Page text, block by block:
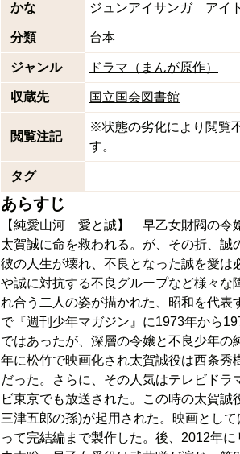
かな ジュンアイサンガ アイ
分類 台本
ジャンル ドラマ（まんが原作）
収蔵先 国立国会図書館
閲覧注記
※状態の劣化により閲覧
す。
タグ
あらすじ
【純愛山河 愛と誠】 早乙女財閥の令
太賀誠に命を救われる。が、その折、
彼の人生が壊れ、不良となった誠を愛
や誠に対抗する不良グループなど様々
れ合う二人の姿が描かれた、昭和を代
で『週刊少年マガジン』に1973年から
ではあったが、深層の令嬢と不良少年
年に松竹で映画化され太賀誠役は西条
だった。さらに、その人気はテレビド
ビ東京でも放送された。この時の太賀
三津五郎の孫)が起用された。映画とし
って完結編まで製作した。後、2012年